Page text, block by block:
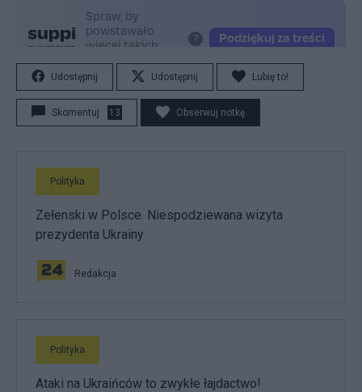
Udostępnij Udostępnij Lubię to!
Skomentuj 13 Obserwuj notkę
Polityka
Zełenski w Polsce. Niespodziewana wizyta
prezydenta Ukrainy
Redakcja
Polityka
Ataki na Ukraińców to zwykłe łajdactwo!